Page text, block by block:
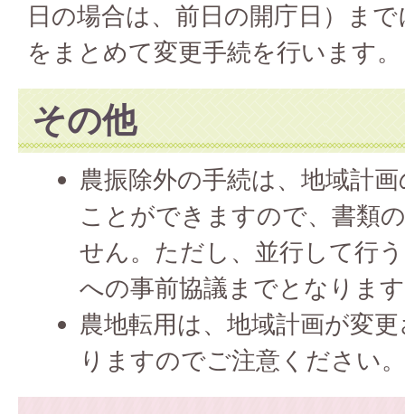
日の場合は、前日の開庁日）ま
をまとめて変更手続を行います。
その他
農振除外の手続は、地域計
ことができますので、書類
せん。ただし、並行して行
への事前協議までとなりま
農地転用は、地域計画が変
りますのでご注意ください